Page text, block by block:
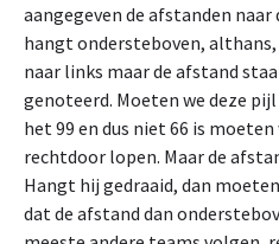
aangegeven de afstanden
hangt ondersteboven,
naar links maar de afstand
genoteerd. Moeten we deze
het 99 en dus niet 66 is
rechtdoor lopen. Maar de
Hangt hij gedraaid, dan
dat de afstand dan